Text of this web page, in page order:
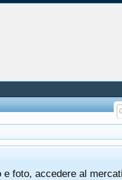
foto, accedere al